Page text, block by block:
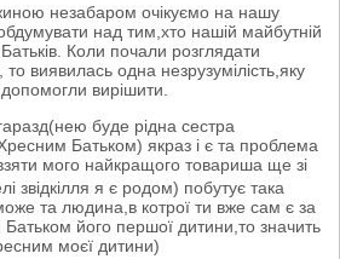
незабаром очікуємо на нашу
над тим,хто нашій майбутній
Коли почали розглядати
то виявилась одна незрузумілість,яку
вирішити.
буде рідна сестра
Батьком) якраз і є та проблема
мого найкращого товариша ще зі
звідкілля я є родом) побутує така
та людина,в котрої ти вже сам є за
його першої дитини,то значить
моєї дитини)